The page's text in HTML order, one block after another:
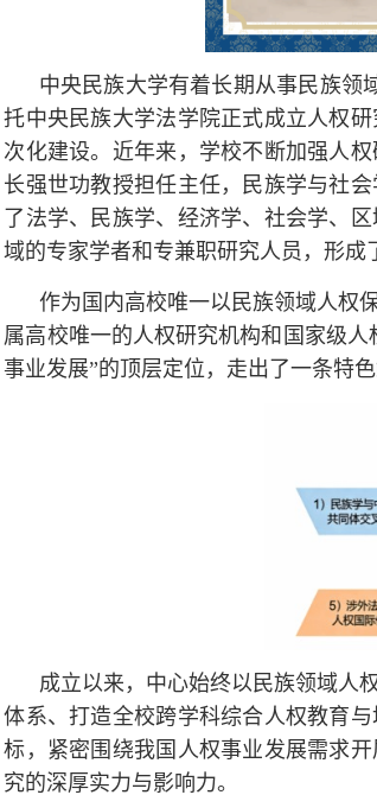
中央民族大学有着长期从事民族领
托中央民族大学法学院正式成立人权
次化建设。近年来，学校不断加强人
长强世功教授担任主任，民族学与社
了法学、民族学、经济学、社会学、
域的专家学者和专兼职研究人员，形成
作为国内高校唯一以民族领域人权
属高校唯一的人权研究机构和国家级
事业发展”的顶层定位，走出了一条特
成立以来，中心始终以民族领域人
体系、打造全校跨学科综合人权教育
标，紧密围绕我国人权事业发展需求
究的深厚实力与影响力。